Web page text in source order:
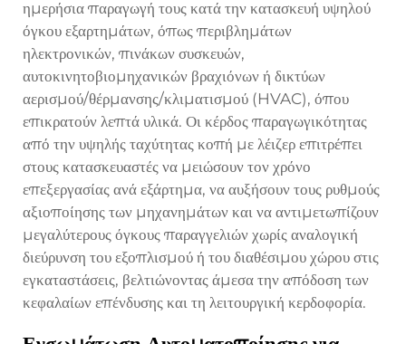
ημερήσια παραγωγή τους κατά την κατασκευή υψηλού
όγκου εξαρτημάτων, όπως περιβλημάτων
ηλεκτρονικών, πινάκων συσκευών,
αυτοκινητοβιομηχανικών βραχιόνων ή δικτύων
αερισμού/θέρμανσης/κλιματισμού (HVAC), όπου
επικρατούν λεπτά υλικά. Οι κέρδος παραγωγικότητας
από την υψηλής ταχύτητας κοπή με λέιζερ επιτρέπει
στους κατασκευαστές να μειώσουν τον χρόνο
επεξεργασίας ανά εξάρτημα, να αυξήσουν τους ρυθμούς
αξιοποίησης των μηχανημάτων και να αντιμετωπίζουν
μεγαλύτερους όγκους παραγγελιών χωρίς αναλογική
διεύρυνση του εξοπλισμού ή του διαθέσιμου χώρου στις
εγκαταστάσεις, βελτιώνοντας άμεσα την απόδοση των
κεφαλαίων επένδυσης και τη λειτουργική κερδοφορία.